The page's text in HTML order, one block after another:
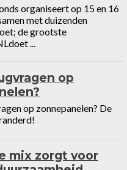
organiseert op 15 en 16
met duizenden
de grootste
...
op
op zonnepanelen? De
mix zorgt voor